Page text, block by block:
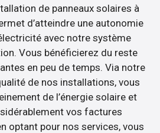
de panneaux solaires à
d’atteindre une autonomie
avec notre système
Vous bénéficierez du reste
en peu de temps. Via notre
de nos installations, vous
de l’énergie solaire et
vos factures
optant pour nos services, vous